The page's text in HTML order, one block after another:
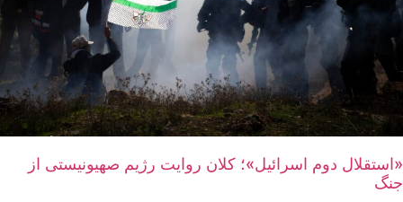
«استقلال دوم اسرائیل»؛ کلان روایت رژیم صهیونیستی از
جنگ